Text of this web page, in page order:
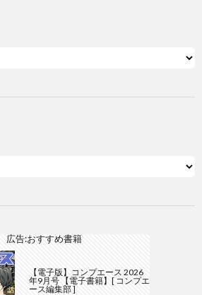
広告:おすすめ書籍
【電子版】コンプエース 2026
年9月号 【電子書籍】[ コンプエ
ース編集部 ]